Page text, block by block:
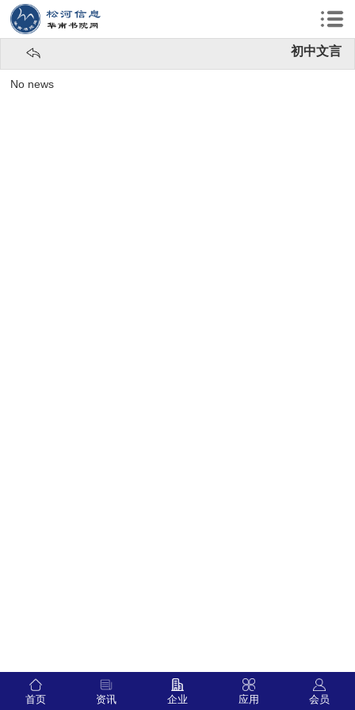
初中文言
No news
首页 资讯 企业 应用 会员